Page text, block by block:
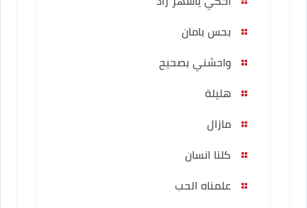
بحس بامان
واحشني بصحيح
هليلة
مازال
كلنا انسان
علمناه الحب